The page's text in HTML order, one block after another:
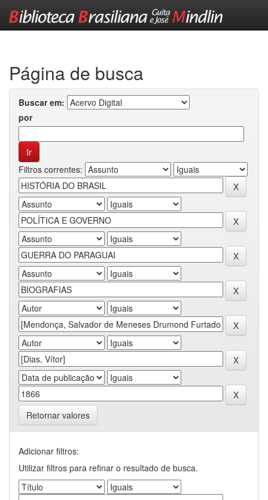
Página de busca
Buscar em:
por
Filtros correntes:
Retornar valores
Adicionar filtros:
Utilizar filtros para refinar o resultado de busca.